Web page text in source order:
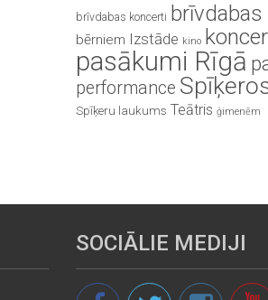
brīvdabas koncerti
bērniem Izstāde kino
pasākumi Rīgā
performance
Spīķeru laukums Teātris ģimenēm
SOCIĀLIE MEDIJI